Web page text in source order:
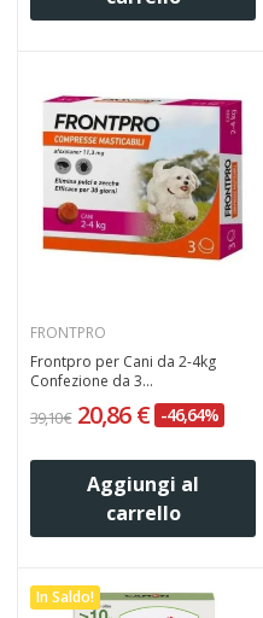
FRONTPRO
Frontpro per Cani da 2-4kg
Confezione da 3...
39,10 € 20,86 € -46,64%
Aggiungi al
carrello
In Saldo!